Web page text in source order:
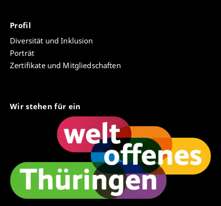
Profil
Diversität und Inklusion
Porträt
Zertifikate und Mitgliedschaften
Wir stehen für ein